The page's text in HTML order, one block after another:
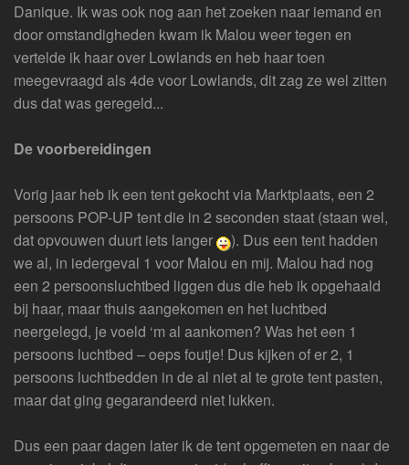
Danique. Ik was ook nog aan het zoeken naar iemand en
door omstandigheden kwam ik Malou weer tegen en
vertelde ik haar over Lowlands en heb haar toen
meegevraagd als 4de voor Lowlands, dit zag ze wel zitten
dus dat was geregeld...
De voorbereidingen
Vorig jaar heb ik een tent gekocht via Marktplaats, een 2
persoons POP-UP tent die in 2 seconden staat (staan wel,
dat opvouwen duurt iets langer
). Dus een tent hadden
we al, in iedergeval 1 voor Malou en mij. Malou had nog
een 2 persoonsluchtbed liggen dus die heb ik opgehaald
bij haar, maar thuis aangekomen en het luchtbed
neergelegd, je voeld ‘m al aankomen? Was het een 1
persoons luchtbed – oeps foutje! Dus kijken of er 2, 1
persoons luchtbedden in de al niet al te grote tent pasten,
maar dat ging gegarandeerd niet lukken.
Dus een paar dagen later ik de tent opgemeten en naar de